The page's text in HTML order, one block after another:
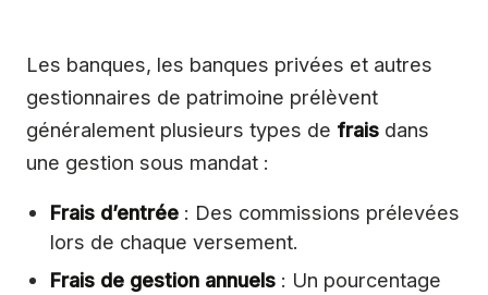
Les banques, les banques privées et autres
gestionnaires de patrimoine prélèvent
généralement plusieurs types de frais dans
une gestion sous mandat :
Frais d’entrée : Des commissions prélevées
lors de chaque versement.
Frais de gestion annuels : Un pourcentage